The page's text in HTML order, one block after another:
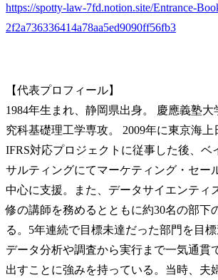
https://spotty-law-7fd.notion.site/Entrance-
2f2a736336414a78aa5ed9090ff56fb3
【代表プロフィール】
1984年生まれ、静岡県出身。 慶應義塾
究科基礎理工学専攻。 2009年に東京海上
IFRS対応プロジェクトに従事した後、ベ
サルティングにてマーケティング・セー
中心に支援。また、データサイエンティ
修の講師を務めるとともに約30名の部下
る。5年連続で目標未達だった部門を目標
データ分析や調査から実行まで一気通貫
出すことに強みを持っている。当時、夫